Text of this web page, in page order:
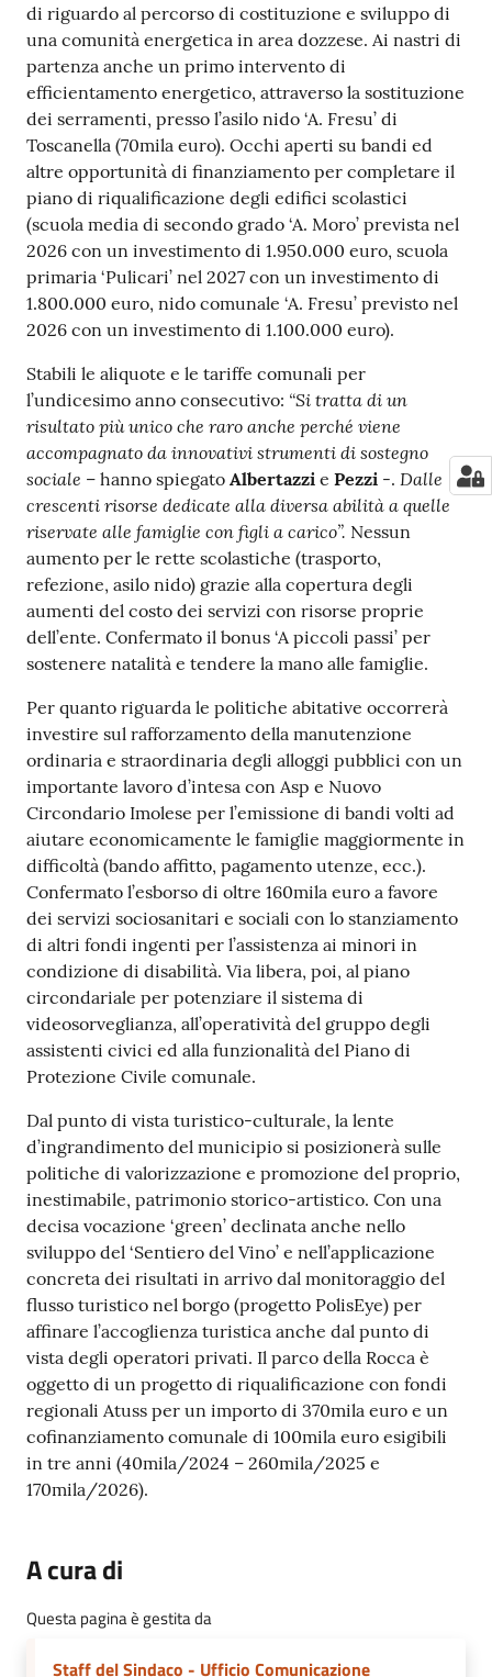
di riguardo al percorso di costituzione e sviluppo di
una comunità energetica in area dozzese. Ai nastri di
partenza anche un primo intervento di
efficientamento energetico, attraverso la sostituzione
dei serramenti, presso l’asilo nido ‘A. Fresu’ di
Toscanella (70mila euro). Occhi aperti su bandi ed
altre opportunità di finanziamento per completare il
piano di riqualificazione degli edifici scolastici
(scuola media di secondo grado ‘A. Moro’ prevista nel
2026 con un investimento di 1.950.000 euro, scuola
primaria ‘Pulicari’ nel 2027 con un investimento di
1.800.000 euro, nido comunale ‘A. Fresu’ previsto nel
2026 con un investimento di 1.100.000 euro).
Stabili le aliquote e le tariffe comunali per
l’undicesimo anno consecutivo: “Si tratta di un
risultato più unico che raro anche perché viene
accompagnato da innovativi strumenti di sostegno
sociale – hanno spiegato Albertazzi e Pezzi -. Dalle
crescenti risorse dedicate alla diversa abilità a quelle
riservate alle famiglie con figli a carico”. Nessun
aumento per le rette scolastiche (trasporto,
refezione, asilo nido) grazie alla copertura degli
aumenti del costo dei servizi con risorse proprie
dell’ente. Confermato il bonus ‘A piccoli passi’ per
sostenere natalità e tendere la mano alle famiglie.
Per quanto riguarda le politiche abitative occorrerà
investire sul rafforzamento della manutenzione
ordinaria e straordinaria degli alloggi pubblici con un
importante lavoro d’intesa con Asp e Nuovo
Circondario Imolese per l’emissione di bandi volti ad
aiutare economicamente le famiglie maggiormente in
difficoltà (bando affitto, pagamento utenze, ecc.).
Confermato l’esborso di oltre 160mila euro a favore
dei servizi sociosanitari e sociali con lo stanziamento
di altri fondi ingenti per l’assistenza ai minori in
condizione di disabilità. Via libera, poi, al piano
circondariale per potenziare il sistema di
videosorveglianza, all’operatività del gruppo degli
assistenti civici ed alla funzionalità del Piano di
Protezione Civile comunale.
Dal punto di vista turistico-culturale, la lente
d’ingrandimento del municipio si posizionerà sulle
politiche di valorizzazione e promozione del proprio,
inestimabile, patrimonio storico-artistico. Con una
decisa vocazione ‘green’ declinata anche nello
sviluppo del ‘Sentiero del Vino’ e nell’applicazione
concreta dei risultati in arrivo dal monitoraggio del
flusso turistico nel borgo (progetto PolisEye) per
affinare l’accoglienza turistica anche dal punto di
vista degli operatori privati. Il parco della Rocca è
oggetto di un progetto di riqualificazione con fondi
regionali Atuss per un importo di 370mila euro e un
cofinanziamento comunale di 100mila euro esigibili
in tre anni (40mila/2024 – 260mila/2025 e
170mila/2026).
A cura di
Questa pagina è gestita da
Staff del Sindaco - Ufficio Comunicazione